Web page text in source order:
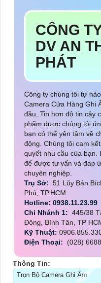
CÔNG
DV AN
PHÁT
Công ty chúng tôi tự
Camera Cửa Hàng Ghi
đầu, Tin hơn độ tin cậy
phẩm được chúng tôi
bạn có thể yên tâm về
động. Chúng tôi cam
quyết nhu cầu của bạn.
để được tư vấn và đáp
chuyên nghiệp.
Trụ Sở: 51 Lũy Bán
Phú, TP.HCM
Hotline: 0938.11.23.99
Chi Nhánh 1: 445/38
Đông, Bình Tân, TP
Kỹ Thuật:
Điện Thoại:
(028)
Thông Tin:
Trọn Bộ Camera Ghi Âm